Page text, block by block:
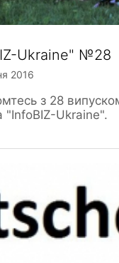
Ukraine" №28
2016
з 28
"InfoBIZ-Ukraine".